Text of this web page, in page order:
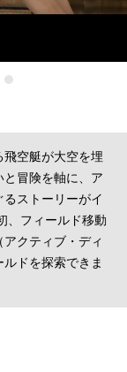
飛空艇が大空を埋
冒険を軸に、ア
ストーリーがイ
、フィールド移動
クティブ・ディ
ドを探索できま